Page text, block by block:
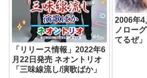
「リリース情報」2022年6
月22日発売 ネオントリオ
「三味線流し/演歌ばか」
2006年4
ノロー
てるぜ」